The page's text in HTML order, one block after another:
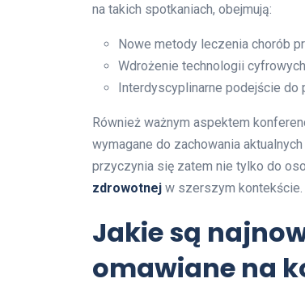
na takich spotkaniach, obejmują:
Nowe metody leczenia chorób
Wdrożenie technologii
Interdyscyplinarne podejście do
Również ważnym aspektem
wymagane do zachowania
przyczynia się zatem nie tylko do
zdrowotnej w szerszym kontekście.
Jakie są
omawiane na